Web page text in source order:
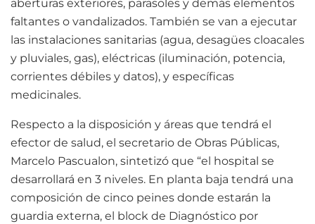
aberturas exteriores, parasoles y demás elementos
faltantes o vandalizados. También se van a ejecutar
las instalaciones sanitarias (agua, desagües cloacales
y pluviales, gas), eléctricas (iluminación, potencia,
corrientes débiles y datos), y específicas
medicinales.
Respecto a la disposición y áreas que tendrá el
efector de salud, el secretario de Obras Públicas,
Marcelo Pascualon, sintetizó que “el hospital se
desarrollará en 3 niveles. En planta baja tendrá una
composición de cinco peines donde estarán la
guardia externa, el block de Diagnóstico por